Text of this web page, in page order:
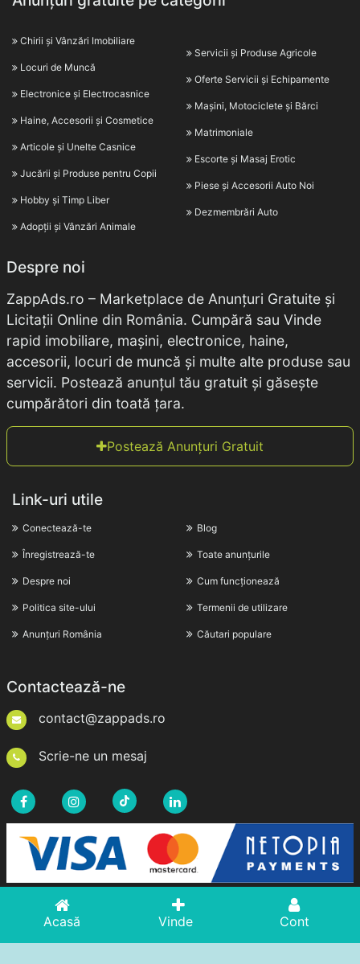
Acasă Vinde Cont
Chirii și Vânzări Imobiliare
Locuri de Muncă
Electronice și Electrocasnice
Haine, Accesorii și Cosmetice
Articole și Unelte Casnice
Jucării și Produse pentru Copii
Hobby și Timp Liber
Adopții și Vânzări Animale
Servicii și Produse Agricole
Oferte Servicii și Echipamente
Mașini, Motociclete și Bărci
Matrimoniale
Escorte și Masaj Erotic
Piese și Accesorii Auto Noi
Dezmembrări Auto
Despre noi
ZappAds.ro – Marketplace de Anunțuri Gratuite și
Licitații Online din România. Cumpără sau Vinde
rapid imobiliare, mașini, electronice, haine,
accesorii, locuri de muncă și multe alte produse sau
servicii. Postează anunțul tău gratuit și găsește
cumpărători din toată țara.
Postează Anunțuri Gratuit
Link-uri utile
Conectează-te
Înregistrează-te
Despre noi
Politica site-ului
Anunțuri România
Blog
Toate anunțurile
Cum funcționează
Termenii de utilizare
Căutari populare
Contactează-ne
contact@zappads.ro
Scrie-ne un mesaj